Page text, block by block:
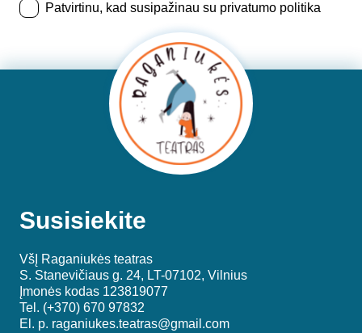
Patvirtinu, kad susipažinau su privatumo politika
Susisiekite
VšĮ Raganiukės teatras
S. Stanevičiaus g. 24, LT-07102, Vilnius
Įmonės kodas 123819077
Tel. (+370) 670 97832
El. p. raganiukes.teatras@gmail.com